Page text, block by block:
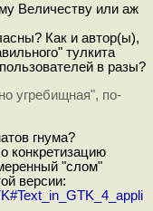
Величеству или аж
Как и автор(ы),
тулкита
в разы?
угребищная", по-
гнума?
конкретизацию
"слом"
версии: